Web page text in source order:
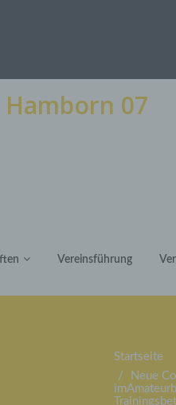
07
Vereinsführung
Startseite
Neue